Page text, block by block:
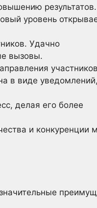
результатов.
уровень
Удачно
вызовы.
в виде уведомлений,
делая его более
и конкуренции